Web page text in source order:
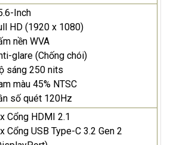
Inch
HD (1920 x 1080)
nền WVA
glare (Chống chói)
sáng 250 nits
màu 45% NTSC
số quét 120Hz
Cổng HDMI 2.1
Cổng USB Type-C 3.2 Gen 2